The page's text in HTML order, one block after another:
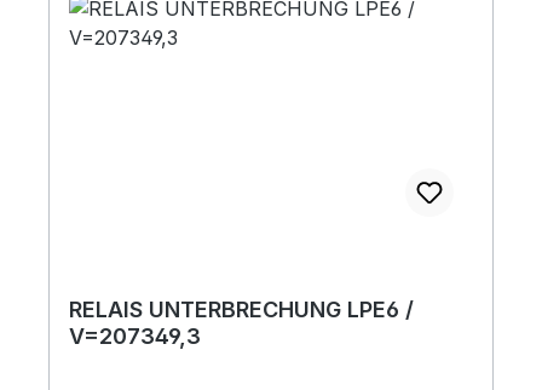
RELAIS UNTERBRECHUNG LPE6 /
V=207349,3